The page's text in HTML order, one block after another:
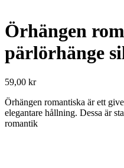
Örhängen
pärlörhänge
59,00 kr
Örhängen romantiska är ett
elegantare hållning. Dessa är
romantik